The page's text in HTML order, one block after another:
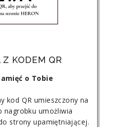
KODEM QR
o Tobie
kod QR umieszczony na
nagrobku umożliwia
strony upamiętniającej.